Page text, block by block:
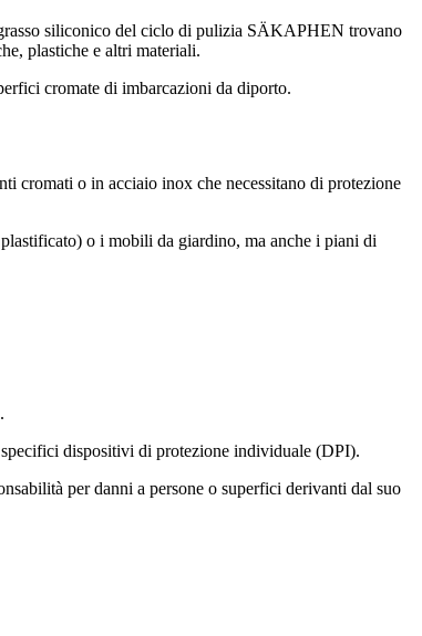
siliconico del ciclo di pulizia SÄKAPHEN trovano
plastiche e altri materiali.
cromate di imbarcazioni da diporto.
cromati o in acciaio inox che necessitano di protezione
o i mobili da giardino, ma anche i piani di
dispositivi di protezione individuale (DPI).
per danni a persone o superfici derivanti dal suo